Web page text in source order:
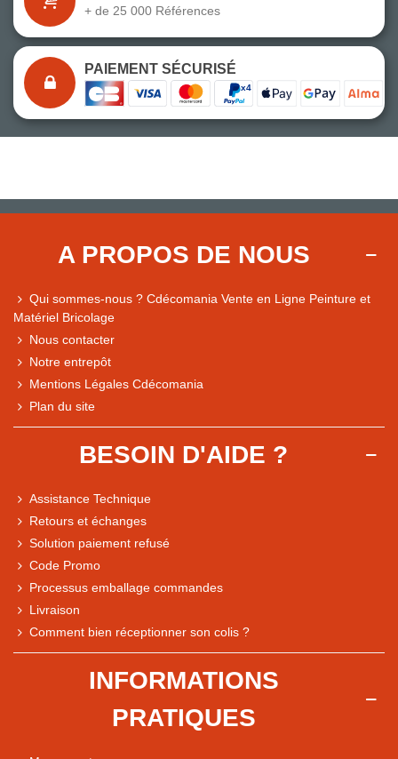
Comparaison des performances du magasin
Express, Chez vous, Point relais, Retrait magasin
+ de 25 000 Références
PAIEMENT SÉCURISÉ
A PROPOS DE NOUS
Qui sommes-nous ? Cdécomania Vente en Ligne Peinture et
Matériel Bricolage
Nous contacter
Notre entrepôt
Mentions Légales Cdécomania
Plan du site
BESOIN D'AIDE ?
Assistance Technique
Retours et échanges
Solution paiement refusé
Code Promo
Processus emballage commandes
Livraison
Comment bien réceptionner son colis ?
INFORMATIONS
PRATIQUES